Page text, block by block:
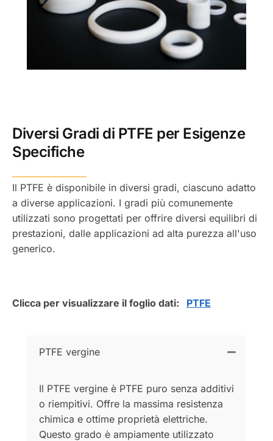
Diversi Gradi di PTFE per Esigenze
Specifiche
Il PTFE è disponibile in diversi gradi, ciascuno adatto
a diverse applicazioni. I gradi più comunemente
utilizzati sono progettati per offrire diversi equilibri di
prestazioni, dalle applicazioni ad alta purezza all'uso
generico.
Clicca per visualizzare il foglio dati: PTFE
PTFE vergine
Il PTFE vergine è PTFE puro senza additivi
o riempitivi. Offre la massima resistenza
chimica e ottime proprietà elettriche.
Questo grado è ampiamente utilizzato